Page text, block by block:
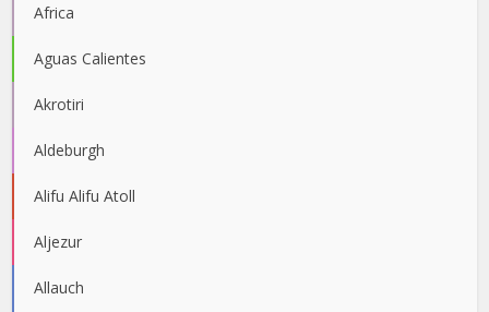
Africa
Aguas Calientes
Akrotiri
Aldeburgh
Alifu Alifu Atoll
Aljezur
Allauch